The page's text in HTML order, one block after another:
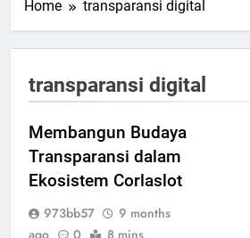
Home transparansi digital
transparansi digital
Membangun Budaya
Transparansi dalam
Ekosistem Corlaslot
973bb57
9 months
ago
0 8 mins